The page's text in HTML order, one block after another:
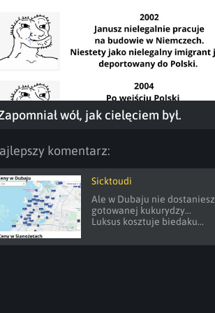
wół, jak cielęciem był.
komentarz:
Sicktoudi
Ale w Dubaju nie dostaniesz
gotowanej kukurydzy...
Luksus kosztuje biedaku...